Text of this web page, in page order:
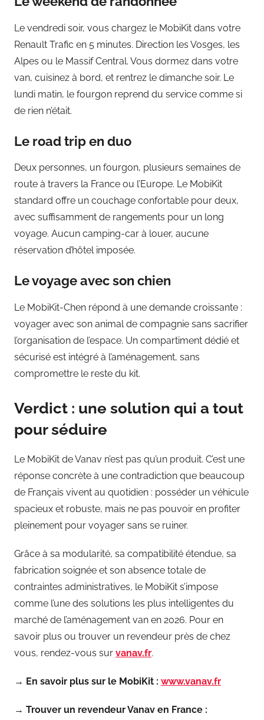
Le vendredi soir, vous chargez le MobiKit dans votre
Renault Trafic en 5 minutes. Direction les Vosges, les
Alpes ou le Massif Central. Vous dormez dans votre
van, cuisinez à bord, et rentrez le dimanche soir. Le
lundi matin, le fourgon reprend du service comme si
de rien n’était.
Le road trip en duo
Deux personnes, un fourgon, plusieurs semaines de
route à travers la France ou l’Europe. Le MobiKit
standard offre un couchage confortable pour deux,
avec suffisamment de rangements pour un long
voyage. Aucun camping-car à louer, aucune
réservation d’hôtel imposée.
Le voyage avec son chien
Le MobiKit-Chen répond à une demande croissante :
voyager avec son animal de compagnie sans sacrifier
l’organisation de l’espace. Un compartiment dédié et
sécurisé est intégré à l’aménagement, sans
compromettre le reste du kit.
Verdict : une solution qui a tout
pour séduire
Le MobiKit de Vanav n’est pas qu’un produit. C’est une
réponse concrète à une contradiction que beaucoup
de Français vivent au quotidien : posséder un véhicule
spacieux et robuste, mais ne pas pouvoir en profiter
pleinement pour voyager sans se ruiner.
Grâce à sa modularité, sa compatibilité étendue, sa
fabrication soignée et son absence totale de
contraintes administratives, le MobiKit s’impose
comme l’une des solutions les plus intelligentes du
marché de l’aménagement van en 2026. Pour en
savoir plus ou trouver un revendeur près de chez
vous, rendez-vous sur vanav.fr.
→ En savoir plus sur le MobiKit : www.vanav.fr
→ Trouver un revendeur Vanav en France :